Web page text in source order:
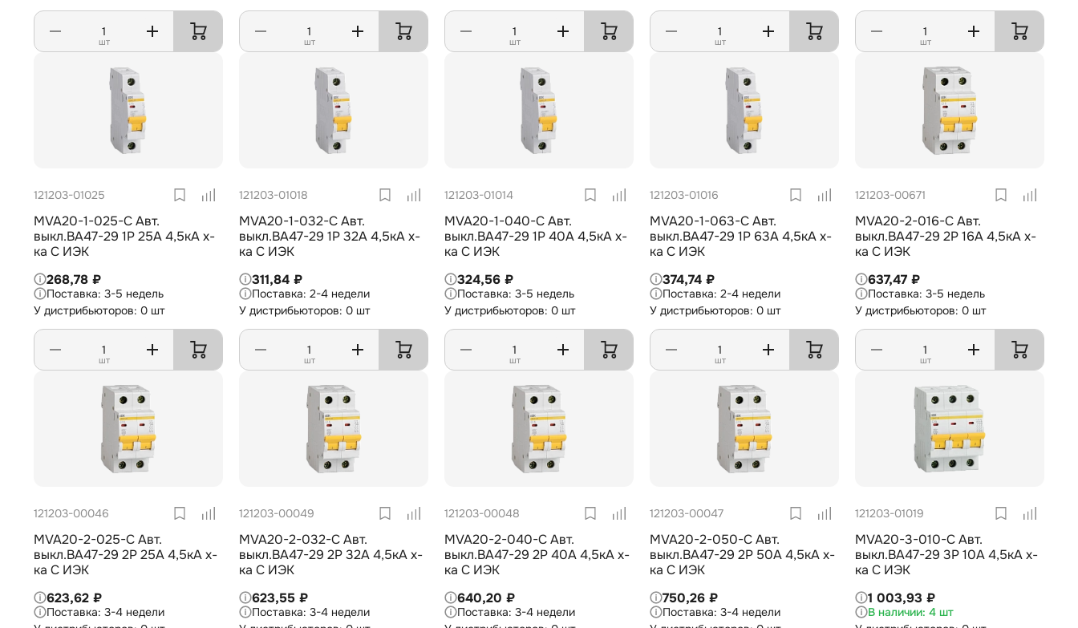
шт шт шт шт шт
121203-01025
MVA20-1-025-C Авт.
выкл.ВА47-29 1Р 25А 4,5кА х-
ка С ИЭК
268,78 ₽
3-5 недель
У дистрибьюторов: 0 шт
шт
121203-01018
MVA20-1-032-C Авт.
выкл.ВА47-29 1Р 32А 4,5кА х-
ка С ИЭК
311,84 ₽
2-4 недели
У дистрибьюторов: 0 шт
шт
121203-01014
MVA20-1-040-C Авт.
выкл.ВА47-29 1Р 40А 4,5кА х-
ка С ИЭК
324,56 ₽
3-5 недель
У дистрибьюторов: 0 шт
шт
121203-01016
MVA20-1-063-C Авт.
выкл.ВА47-29 1Р 63А 4,5кА х-
ка С ИЭК
374,74 ₽
2-4 недели
У дистрибьюторов: 0 шт
шт
121203-00671
MVA20-2-016-C Авт.
выкл.ВА47-29 2Р 16А 4,5кА х-
ка С ИЭК
637,47 ₽
3-5 недель
У дистрибьюторов: 0 шт
шт
121203-00046
MVA20-2-025-C Авт.
выкл.ВА47-29 2Р 25А 4,5кА х-
ка С ИЭК
623,62 ₽
3-4 недели
121203-00049
MVA20-2-032-C Авт.
выкл.ВА47-29 2Р 32А 4,5кА х-
ка С ИЭК
623,55 ₽
3-4 недели
121203-00048
MVA20-2-040-C Авт.
выкл.ВА47-29 2Р 40А 4,5кА х-
ка С ИЭК
640,20 ₽
3-4 недели
121203-00047
MVA20-2-050-C Авт.
выкл.ВА47-29 2Р 50А 4,5кА х-
ка С ИЭК
750,26 ₽
3-4 недели
121203-01019
MVA20-3-010-C Авт.
выкл.ВА47-29 3Р 10А 4,5кА х-
ка С ИЭК
1 003,93 ₽
4 шт